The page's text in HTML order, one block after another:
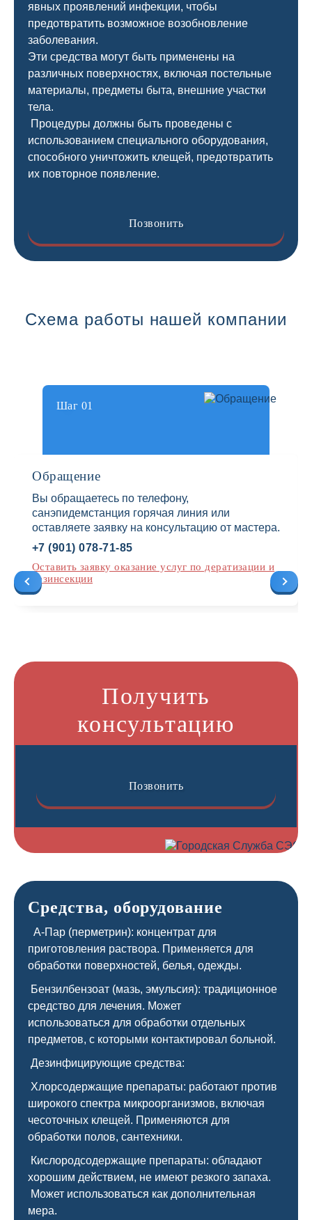
явных проявлений инфекции, чтобы
предотвратить возможное возобновление
заболевания.
Эти средства могут быть применены на
различных поверхностях, включая постельные
материалы, предметы быта, внешние участки
тела.
Процедуры должны быть проведены с
использованием специального оборудования,
способного уничтожить клещей, предотвратить
их повторное появление.
Позвонить
Схема работы нашей компании
Шаг 01
Обращение
Вы обращаетесь по телефону,
санэпидемстанция горячая линия или
оставляете заявку на консультацию от мастера.
+7 (901) 078-71-85
Оставить заявку оказание услуг по дератизации и
дезинсекции
Получить
консультацию
Позвонить
Средства, оборудование
А-Пар (перметрин): концентрат для
приготовления раствора. Применяется для
обработки поверхностей, белья, одежды.
Бензилбензоат (мазь, эмульсия): традиционное
средство для лечения. Может
использоваться для обработки отдельных
предметов, с которыми контактировал больной.
Дезинфицирующие средства:
Хлорсодержащие препараты: работают против
широкого спектра микроорганизмов, включая
чесоточных клещей. Применяются для
обработки полов, сантехники.
Кислородсодержащие препараты: обладают
хорошим действием, не имеют резкого запаха.
Может использоваться как дополнительная
мера.